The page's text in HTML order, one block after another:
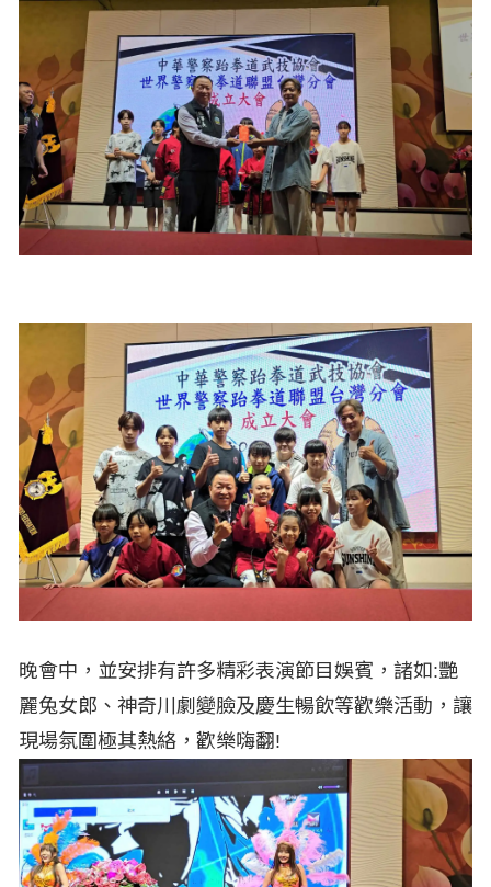
晚會中，並安排有許多精彩表演節目娛賓，諸如:艷
麗兔女郎、神奇川劇變臉及慶生暢飲等歡樂活動，讓
現場氛圍極其熱絡，歡樂嗨翻!